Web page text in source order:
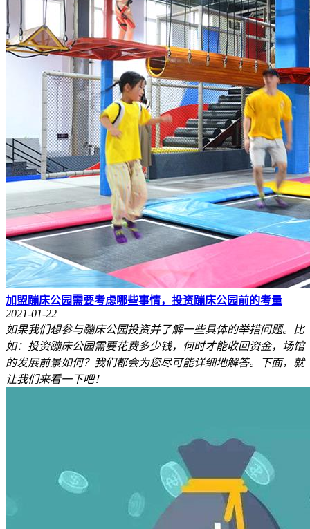
加盟蹦床公园需要考虑哪些事情，投资蹦床公园前的考量
2021-01-22
如果我们想参与蹦床公园投资并了解一些具体的举措问题。比
如：投资蹦床公园需要花费多少钱，何时才能收回资金，场馆
的发展前景如何？我们都会为您尽可能详细地解答。下面，就
让我们来看一下吧！